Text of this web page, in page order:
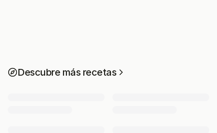
Descubre más recetas